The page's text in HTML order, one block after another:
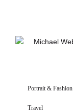
Portrait & Fashion
Travel